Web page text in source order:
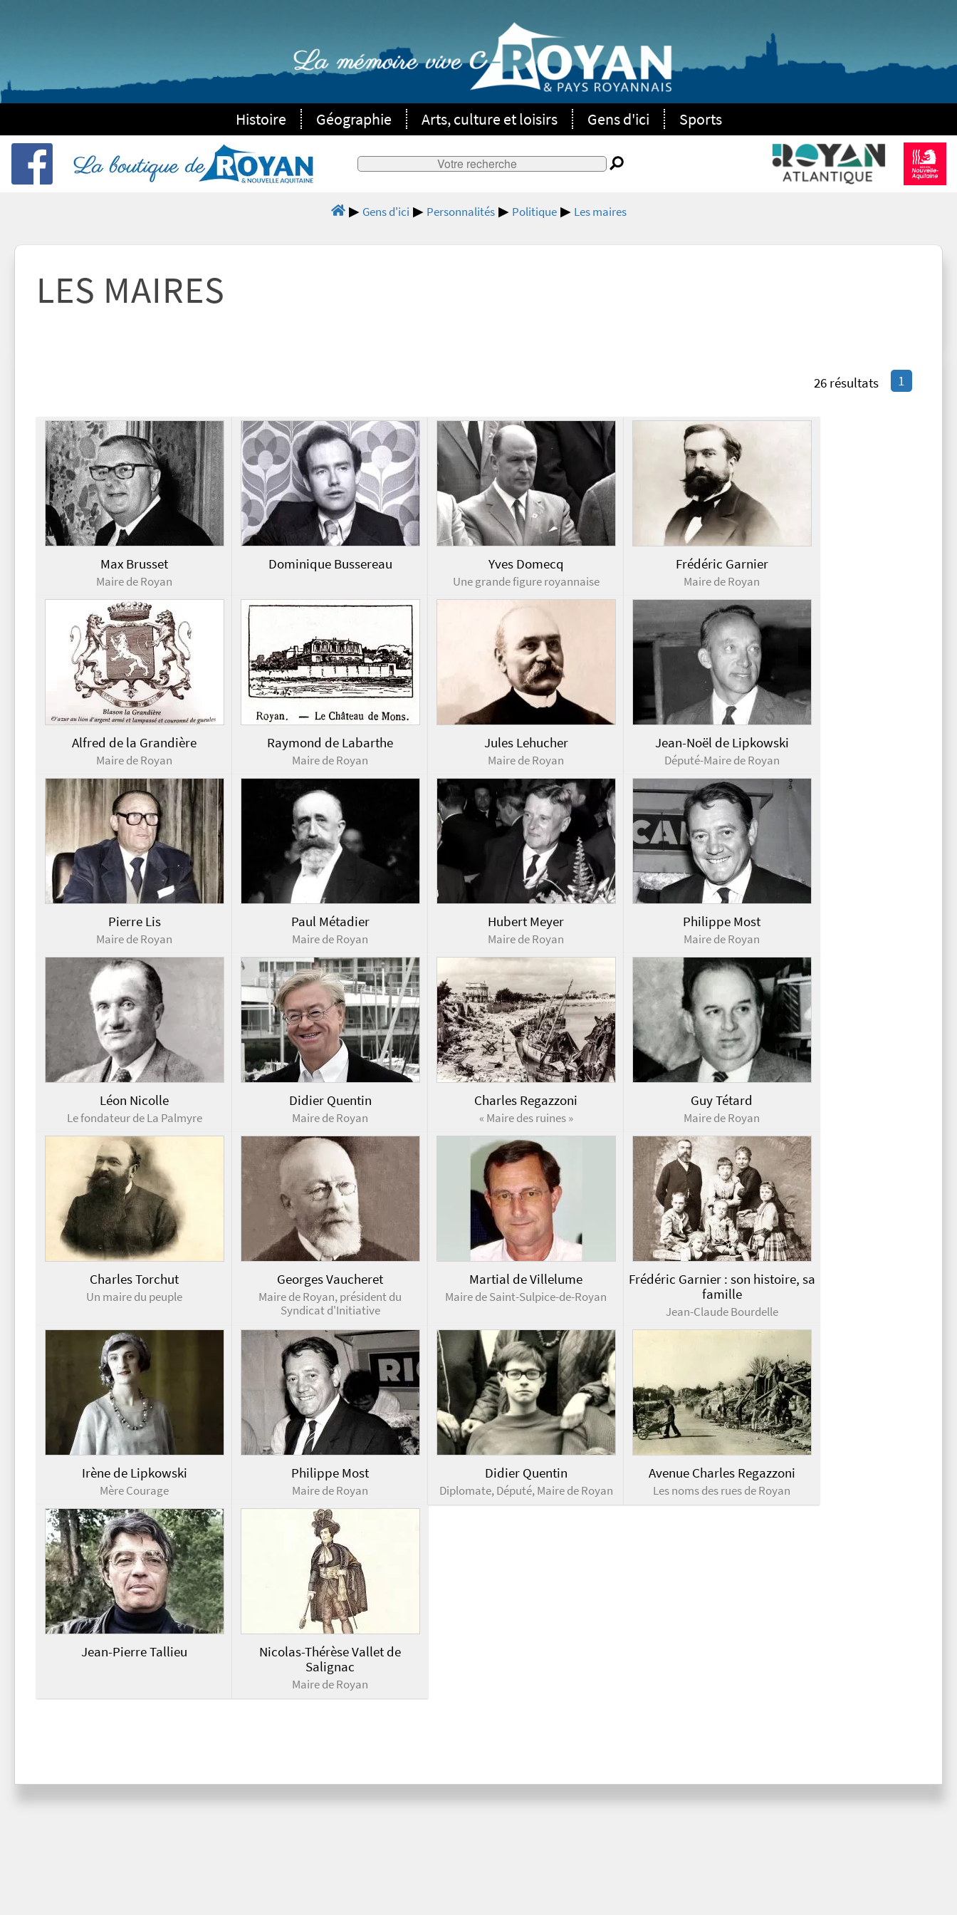
Histoire Géographie Arts, culture et loisirs Gens d'ici Sports
Gens d'ici Personnalités Politique Les maires
LES MAIRES
26 résultats 1
Max Brusset
Maire de Royan
Dominique Bussereau Yves Domecq
Une grande figure royannaise
Frédéric Garnier
Maire de Royan
Alfred de la Grandière
Maire de Royan
Raymond de Labarthe
Maire de Royan
Jules Lehucher
Maire de Royan
Jean-Noël de Lipkowski
Député-Maire de Royan
Pierre Lis
Maire de Royan
Paul Métadier
Maire de Royan
Hubert Meyer
Maire de Royan
Philippe Most
Maire de Royan
Léon Nicolle
Le fondateur de La Palmyre
Didier Quentin
Maire de Royan
Charles Regazzoni
« Maire des ruines »
Guy Tétard
Maire de Royan
Charles Torchut
Un maire du peuple
Georges Vaucheret
Maire de Royan, président du
Syndicat d'Initiative
Martial de Villelume
Maire de Saint-Sulpice-de-Royan
Frédéric Garnier : son histoire, sa
famille
Jean-Claude Bourdelle
Irène de Lipkowski
Mère Courage
Philippe Most
Maire de Royan
Didier Quentin
Diplomate, Député, Maire de Royan
Avenue Charles Regazzoni
Les noms des rues de Royan
Jean-Pierre Tallieu
Nicolas-Thérèse Vallet de
Salignac
Maire de Royan